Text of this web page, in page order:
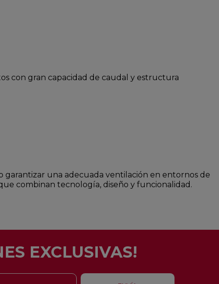
con gran capacidad de caudal y estructura
garantizar una adecuada ventilación en entornos de
combinan tecnología, diseño y funcionalidad.
EXCLUSIVAS!